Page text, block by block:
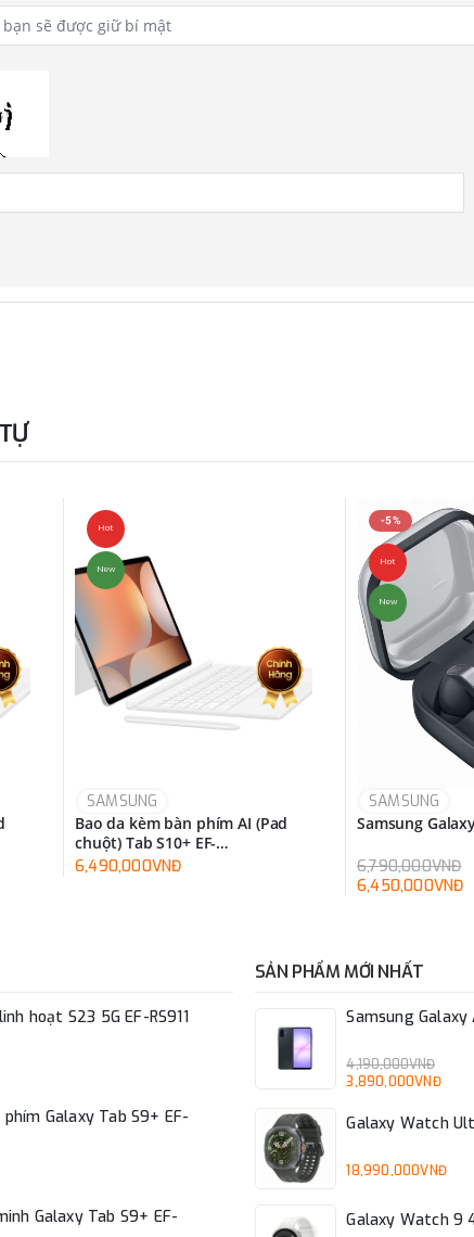
Hot
New
SAMSUNG
Bao da kèm bàn phím AI (Pad
chuột) Tab S10+ EF-
DX825UWEGWW
6,490,000VNĐ
-5%
Hot
New
SAMSUNG
Samsung
6,790,000VNĐ
6,450,000VNĐ
hoạt S23 5G EF-RS911
Galaxy Tab S9+ EF-
Galaxy Tab S9+ EF-
SẢN PHẨM MỚI NHẤT
Samsung Galaxy
4,190,000VNĐ
3,890,000VNĐ
Galaxy Watch
18,990,000VNĐ
Galaxy Watch 9